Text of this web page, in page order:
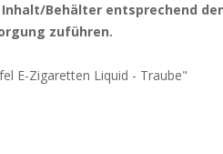
Inhalt/Behälter entsprechend
zuführen.
E-Zigaretten Liquid - Traube"